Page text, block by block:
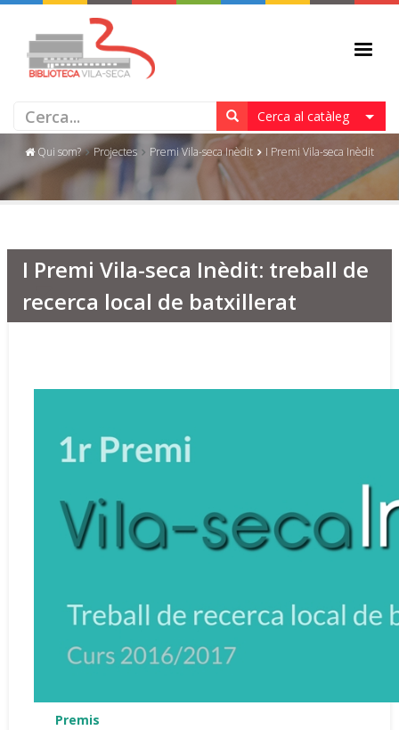
Cerca al catàleg
I PREMI VILA-SECA INÈDIT
Qui som? Projectes Premi Vila-seca Inèdit I Premi Vila-seca Inèdit
I Premi Vila-seca Inèdit: treball de
recerca local de batxillerat
Premis